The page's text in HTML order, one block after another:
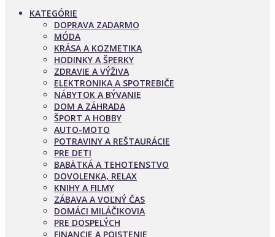
KATEGÓRIE
DOPRAVA ZADARMO
MÓDA
KRÁSA A KOZMETIKA
HODINKY A ŠPERKY
ZDRAVIE A VÝŽIVA
ELEKTRONIKA A SPOTREBIČE
NÁBYTOK A BÝVANIE
DOM A ZÁHRADA
ŠPORT A HOBBY
AUTO-MOTO
POTRAVINY A REŠTAURÁCIE
PRE DETI
BABÄTKÁ A TEHOTENSTVO
DOVOLENKA, RELAX
KNIHY A FILMY
ZÁBAVA A VOĽNÝ ČAS
DOMÁCI MILÁČIKOVIA
PRE DOSPELÝCH
FINANCIE A POISTENIE